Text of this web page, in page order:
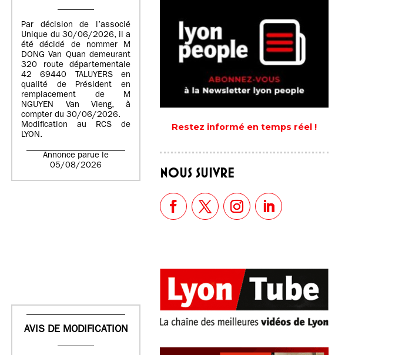
Par décision de l’associé
Unique du 30/06/2026, il a
été décidé de nommer M
DONG Van Quan demeurant
320 route départementale
42 69440 TALUYERS en
qualité de Président en
remplacement de M
NGUYEN Van Vieng, à
compter du 30/06/2026.
Modification au RCS de
LYON.
Annonce parue le
05/08/2026
AVIS DE MODIFICATION
Restez informé en temps réel !
NOUS SUIVRE